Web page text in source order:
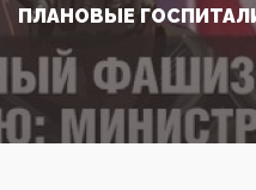
ПЛАНОВЫЕ